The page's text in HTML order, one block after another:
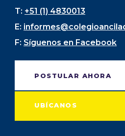
T: +51 (1) 4830013
E:
F: Síguenos en Facebook
POSTULAR AHORA
UBÍCANOS